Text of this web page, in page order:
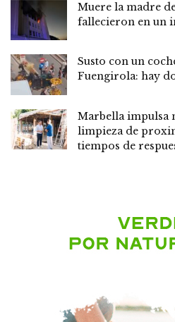
Muere la madre
fallecieron en un
Susto con un
Fuengirola: hay
Marbella impulsa
limpieza de
tiempos de